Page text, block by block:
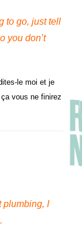
to go, just tell
you don’t
le moi et je
vous ne finirez
plumbing, I